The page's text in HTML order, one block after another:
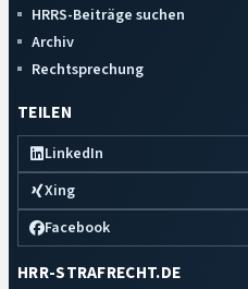
HRRS-Beiträge suchen
Archiv
Rechtsprechung
TEILEN
LinkedIn
Xing
Facebook
HRR-STRAFRECHT.DE